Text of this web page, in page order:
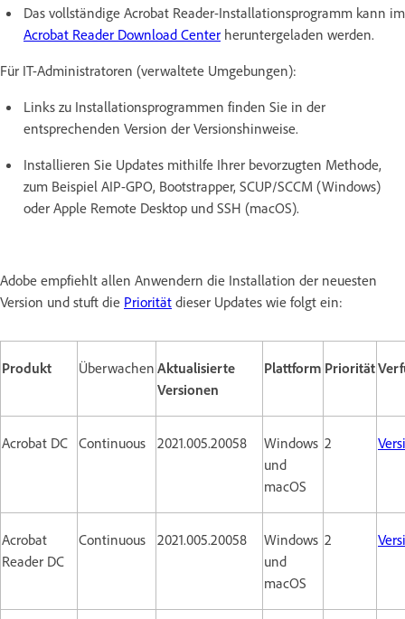
Das vollständige Acrobat Reader-Installationsprogramm kann im
Acrobat Reader Download Center heruntergeladen werden.
Für IT-Administratoren (verwaltete Umgebungen):
Links zu Installationsprogrammen finden Sie in der
entsprechenden Version der Versionshinweise.
Installieren Sie Updates mithilfe Ihrer bevorzugten Methode,
zum Beispiel AIP-GPO, Bootstrapper, SCUP/SCCM (Windows)
oder Apple Remote Desktop und SSH (macOS).
Adobe empfiehlt allen Anwendern die Installation der neuesten
Version und stuft die Priorität dieser Updates wie folgt ein:
Produkt Überwachen Aktualisierte
Versionen
Plattform Priorität
Acrobat DC Continuous 2021.005.20058
Windows
und
macOS
2
Acrobat
Reader DC
Continuous 2021.005.20058
Windows
und
macOS
2